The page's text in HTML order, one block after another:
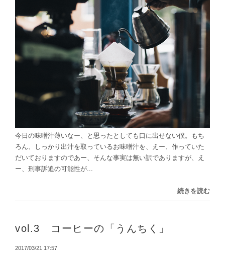
今日の味噌汁薄いなー、と思ったとしても口に出せない僕。もち
ろん、しっかり出汁を取っているお味噌汁を、えー、作っていた
だいておりますのであー、そんな事実は無い訳でありますが、え
ー、刑事訴追の可能性が...
続きを読む
vol.3 コーヒーの「うんちく」
2017/03/21 17:57